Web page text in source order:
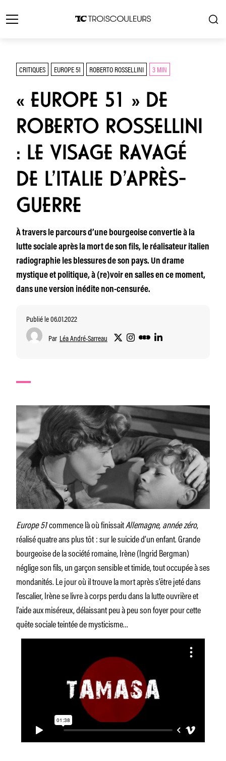
CRITIQUES EUROPE 51 ROBERTO ROSSELLINI 3 MIN
« EUROPE 51 » DE
ROBERTO ROSSELLINI
: LE VISAGE RAVAGÉ
DE L’ITALIE D’APRÈS-
GUERRE
À travers le parcours d’une bourgeoise convertie à la
lutte sociale après la mort de son fils, le réalisateur italien
radiographie les blessures de son pays. Un drame
mystique et politique, à (re)voir en salles en ce moment,
dans une version inédite non-censurée.
Publié le 06.01.2022
Par Léa André-Sarreau
Europe 51commence là où finissaitAllemagne, année zéro,
réalisé quatre ans plus tôt: sur le suicide d’un enfant. Grande
bourgeoise de la société romaine, Irène (Ingrid Bergman)
néglige son fils, un garçon sensible et timide, tout occupée à ses
mondanités. Le jour où il trouve la mort après s’être jeté dans
l’escalier, Irène se livre à corps perdu dans la lutte ouvrière et
l’aide aux miséreux, délaissant peu à peu son foyer pour cette
quête sociale teintée de mysticisme…